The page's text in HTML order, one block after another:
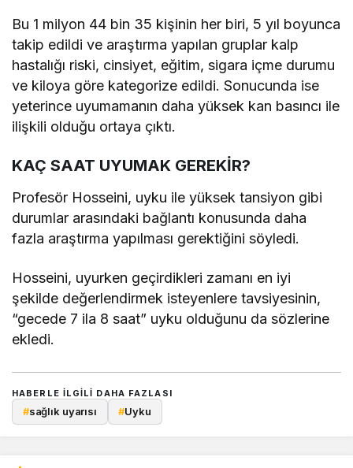
Bu 1 milyon 44 bin 35 kişinin her biri, 5 yıl boyunca
takip edildi ve araştırma yapılan gruplar kalp
hastalığı riski, cinsiyet, eğitim, sigara içme durumu
ve kiloya göre kategorize edildi. Sonucunda ise
yeterince uyumamanın daha yüksek kan basıncı ile
ilişkili olduğu ortaya çıktı.
KAÇ SAAT UYUMAK GEREKİR?
Profesör Hosseini, uyku ile yüksek tansiyon gibi
durumlar arasındaki bağlantı konusunda daha
fazla araştırma yapılması gerektiğini söyledi.
Hosseini, uyurken geçirdikleri zamanı en iyi
şekilde değerlendirmek isteyenlere tavsiyesinin,
“gecede 7 ila 8 saat” uyku olduğunu da sözlerine
ekledi.
HABERLE ILGILI DAHA FAZLASI
#sağlık uyarısı #Uyku